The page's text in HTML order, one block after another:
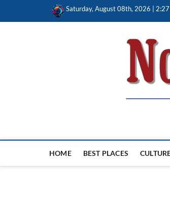
Saturday, August 08th, 2026 | 2:27
HOME BEST PLACES